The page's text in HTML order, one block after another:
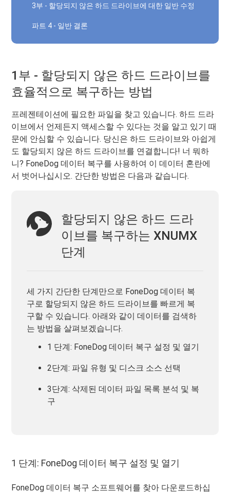
3부 - 할당되지 않은 하드 드라이브에 대한 일반 수정
파트 4 - 일반 결론
1부 - 할당되지 않은 하드 드라이브를
효율적으로 복구하는 방법
프레젠테이션에 필요한 파일을 찾고 있습니다. 하드 드라
이브에서 언제든지 액세스할 수 있다는 것을 알고 있기 때
문에 안심할 수 있습니다. 당신은 하드 드라이브와 아쉽게
도 할당되지 않은 하드 드라이브를 연결합니다! 너 뭐하
니? FoneDog 데이터 복구를 사용하여 이 데이터 혼란에
서 벗어나십시오. 간단한 방법은 다음과 같습니다.
할당되지 않은 하드 드라
이브를 복구하는 XNUMX
단계
세 가지 간단한 단계만으로 FoneDog 데이터 복
구로 할당되지 않은 하드 드라이브를 빠르게 복
구할 수 있습니다. 아래와 같이 데이터를 검색하
는 방법을 살펴보겠습니다.
1 단계: FoneDog 데이터 복구 설정 및 열기
2단계: 파일 유형 및 디스크 소스 선택
3단계: 삭제된 데이터 파일 목록 분석 및 복
구
1 단계: FoneDog 데이터 복구 설정 및 열기
FoneDog 데이터 복구 소프트웨어를 찾아 다운로드하십